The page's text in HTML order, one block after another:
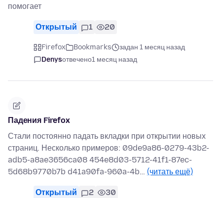
помогает
Открытый 1 20
Firefox Bookmarks
задан 1 месяц назад
Denysотвечено1 месяц назад
Падения Firefox
Стали постоянно падать вкладки при открытии новых
страниц. Несколько примеров: 09de9a86-0279-43b2-
adb5-a8ae3656ca08 454e8d03-5712-41f1-87ec-
5d68b9770b7b d41a90fa-960a-4b… (читать ещё)
Открытый 2 30